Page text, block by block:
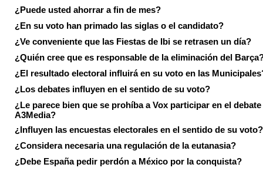
¿Puede usted ahorrar a fin de mes?
¿En su voto han primado las siglas o el candidato?
¿Ve conveniente que las Fiestas de Ibi se retrasen un día?
¿Quién cree que es responsable de la eliminación del
¿El resultado electoral influirá en su voto en las
¿Los debates influyen en el sentido de su voto?
¿Le parece bien que se prohíba a Vox participar en el debate
A3Media?
¿Influyen las encuestas electorales en el sentido de su voto?
¿Considera necesaria una regulación de la eutanasia?
¿Debe España pedir perdón a México por la conquista?